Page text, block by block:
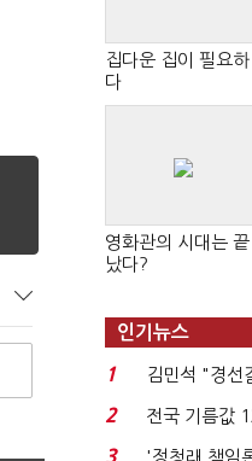
집다운 집이 필요하
다
영화관의 시대는 끝
났다?
인기뉴스
1
김민석 "경선
청래 "반명 공
2
전국 기름값
발윳값 1909
3
'정청래 책임